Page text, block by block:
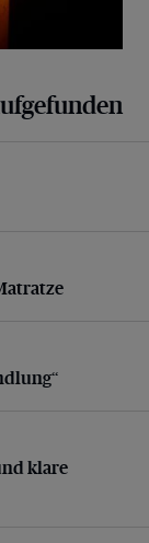
klare Ansage
klare